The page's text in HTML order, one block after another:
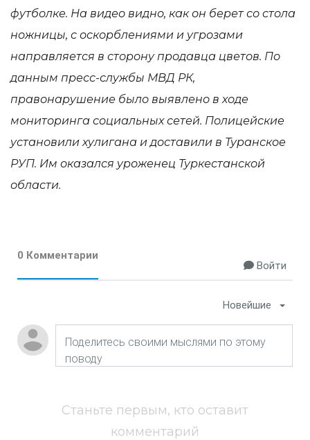
футболке. На видео видно, как он берет со стола
ножницы, с оскорблениями и угрозами
направляется в сторону продавца цветов. По
данным пресс-службы МВД РК,
правонарушение было выявлено в ходе
мониторинга социальных сетей. Полицейские
установили хулигана и доставили в Туранское
РУП. Им оказался уроженец Туркестанской
области.
0 Комментарии
Войти
Новейшие
Станьте первым, кто оставит
комментарий